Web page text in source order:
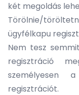
két megoldás
Törölnie/
ügyfélkapu
Nem tesz
regisztráció
személyesen
regisztrációt.